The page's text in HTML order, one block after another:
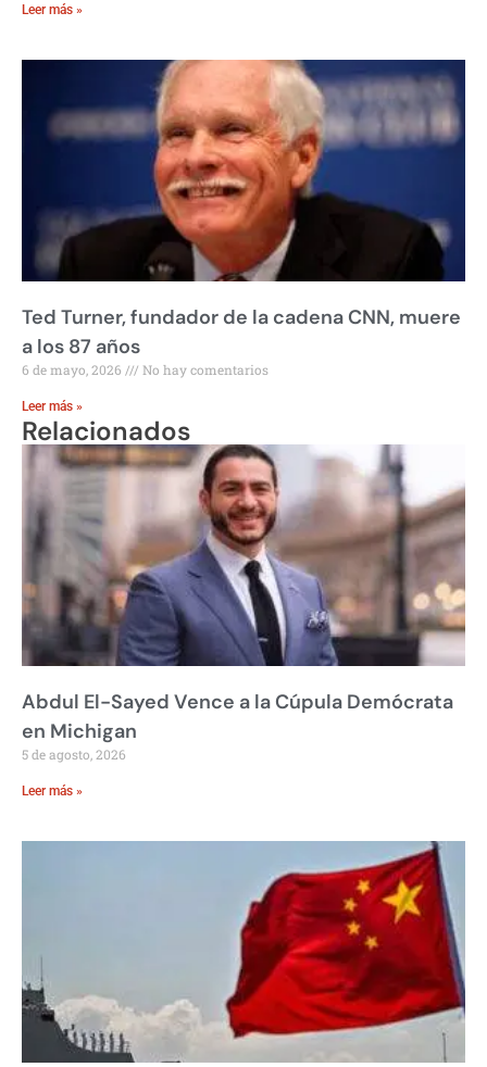
Leer más »
Ted Turner, fundador de la cadena CNN, muere
a los 87 años
6 de mayo, 2026 No hay comentarios
Leer más »
Relacionados
Abdul El-Sayed Vence a la Cúpula Demócrata
en Michigan
5 de agosto, 2026
Leer más »